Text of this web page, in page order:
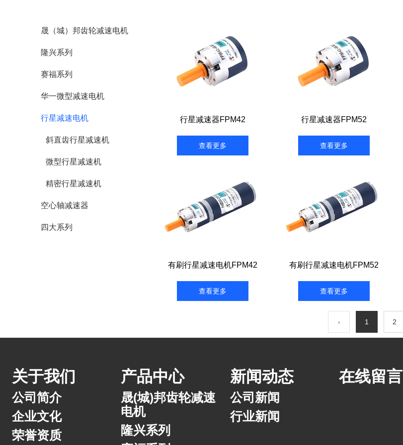
晟（城）邦齿轮减速电机
隆兴系列
赛福系列
华一微型减速电机
行星减速电机
斜直齿行星减速机
微型行星减速机
精密行星减速机
空心轴减速器
四大系列
行星减速器FPM42
查看更多
行星减速器FPM52
查看更多
有刷行星减速电机FPM42
查看更多
有刷行星减速电机FPM52
查看更多
‹ 1 2
关于我们
公司简介
企业文化
荣誉资质
产品中心
晟(城)邦齿轮减速
电机
隆兴系列
新闻动态
公司新闻
行业新闻
在线留言